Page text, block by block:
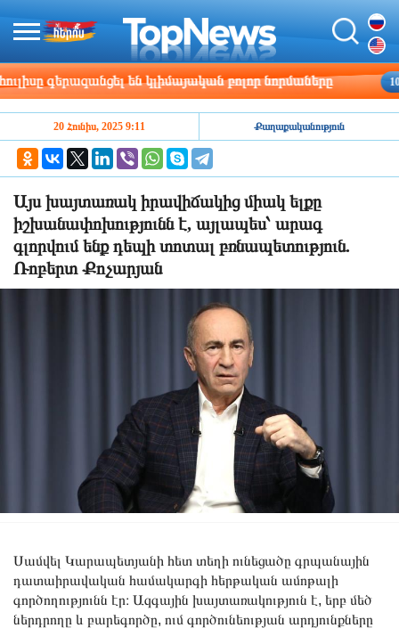
գերազանցել են կլիմայական բոլոր նորմաները 10:23
20 Հունիս, 2025 9:11 Քաղաքականություն
Այս խայտառակ իրավիճակից միակ ելքը
իշխանափոխությունն է, այլապես՝ արագ
գլորվում ենք դեպի տոտալ բռնապետություն.
Ռոբերտ Քոչարյան
Սամվել Կարապետյանի հետ տեղի ունեցածը գրպանային
դատաիրավական համակարգի հերթական ամոթալի
գործողությունն էր։ Ազգային խայտառակություն է, երբ մեծ
ներդրողը և բարեգործը, ում գործունեության արդյունքները